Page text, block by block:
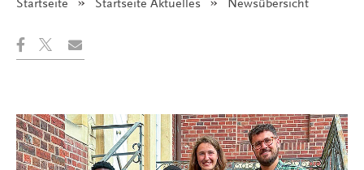
Startseite Startseite Aktuelles Angezeigt:
Newsübersicht